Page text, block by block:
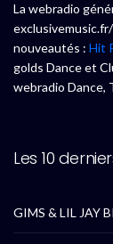
La webradio
nouveautés : Hit
golds Dance et
webradio Dance,
Les 10
GIMS & LIL JAY